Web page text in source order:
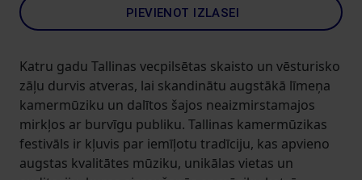
PIEVIENOT IZLASEI
Katru gadu Tallinas vecpilsētas skaisto un vēsturisko
zāļu durvis atveras, lai skandinātu augstākā līmeņa
kamermūziku un dalītos šajos neaizmirstamajos
mirkļos ar burvīgu publiku. Tallinas kamermūzikas
festivāls ir kļuvis par iemīļotu tradīciju, kas apvieno
augstas kvalitātes mūziku, unikālas vietas un